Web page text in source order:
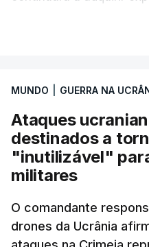
Este mês, um
informação militar
uma unidade de mísseis
enviar pessoal e
com 120 mísseis
ataques contra a
MUNDO GUERRA NA
Ataques
destinados a
"inutilizável"
militares
O comandante
drones da Ucrânia